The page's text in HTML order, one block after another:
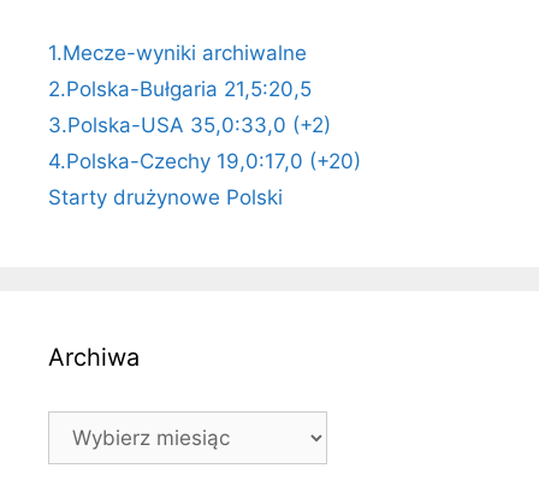
1.Mecze-wyniki archiwalne
2.Polska-Bułgaria 21,5:20,5
3.Polska-USA 35,0:33,0 (+2)
4.Polska-Czechy 19,0:17,0 (+20)
Starty drużynowe Polski
Archiwa
Archiwa